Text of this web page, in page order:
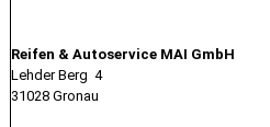
Reifen & Autoservice MAI GmbH
Lehder Berg 4
31028 Gronau